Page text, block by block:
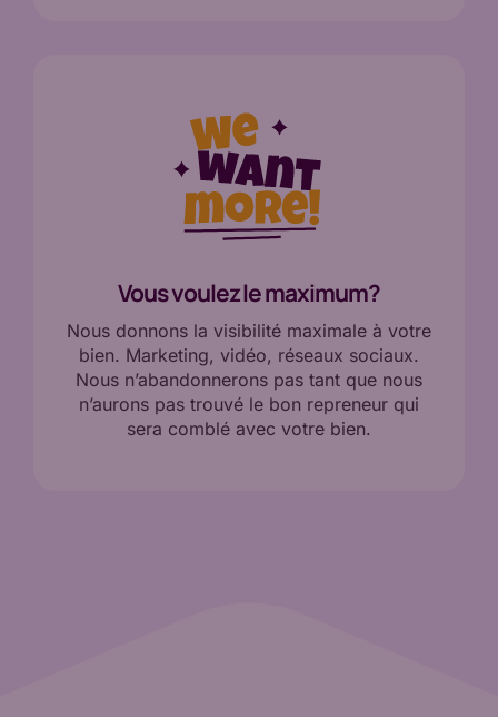
Vous voulez le maximum?
Nous donnons la visibilité maximale à votre
bien. Marketing, vidéo, réseaux sociaux.
Nous n’abandonnerons pas tant que nous
n’aurons pas trouvé le bon repreneur qui
sera comblé avec votre bien.